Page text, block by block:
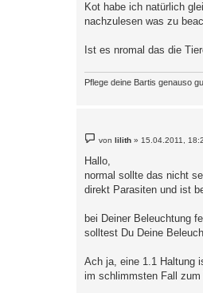
Kot habe ich natürlich
nachzulesen was zu
Ist es nromal das die
Pflege deine Bartis genauso
e
i
t
r
g
vonlilith » 15.04.2011,
Hallo,
normal sollte das nicht
direkt Parasiten und ist
bei Deiner Beleuchtung
solltest Du Deine
Ach ja, eine 1.1 Haltung
im schlimmsten Fall zum